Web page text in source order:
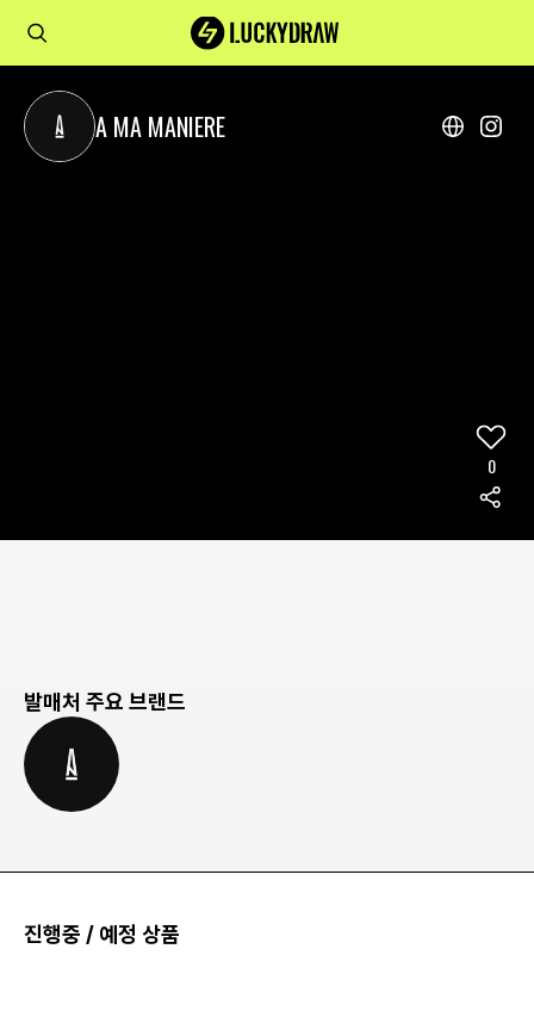
A MA MANIERE
0
발매처 주요 브랜드
진행중 / 예정 상품